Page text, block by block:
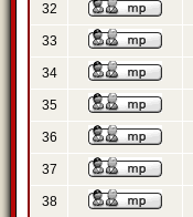
32
33
34
35
36
37
38